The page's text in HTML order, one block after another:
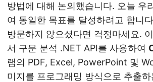
t
i
o
n
방법에 대해 논의했습니다. 오늘 우
여 동일한 목표를 달성하려고 합니
방문하지 않으셨다면 걱정마세요.
서 구문 분석 .NET API를 사용하여
램의 PDF, Excel, PowerPoint 및
미지를 프로그래밍 방식으로 추출